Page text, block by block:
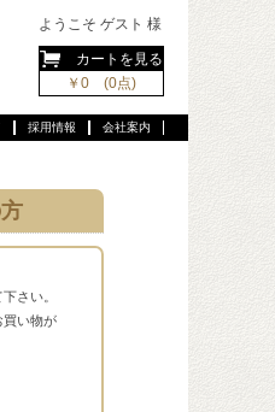
ようこそ ゲスト 様
カートを見る
￥0 (0点)
会社案内
採用情報
さい。
買い物が